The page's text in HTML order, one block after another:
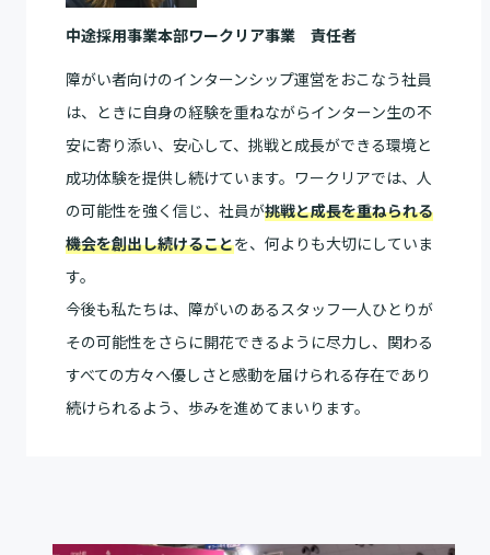
中途採用事業本部ワークリア事業 責任者
障がい者向けのインターンシップ運営をおこなう社員
は、ときに自身の経験を重ねながらインターン生の不
安に寄り添い、安心して、挑戦と成長ができる環境と
成功体験を提供し続けています。ワークリアでは、人
の可能性を強く信じ、社員が挑戦と成長を重ねられる
機会を創出し続けることを、何よりも大切にしていま
す。
今後も私たちは、障がいのあるスタッフ一人ひとりが
その可能性をさらに開花できるように尽力し、関わる
すべての方々へ優しさと感動を届けられる存在であり
続けられるよう、歩みを進めてまいります。